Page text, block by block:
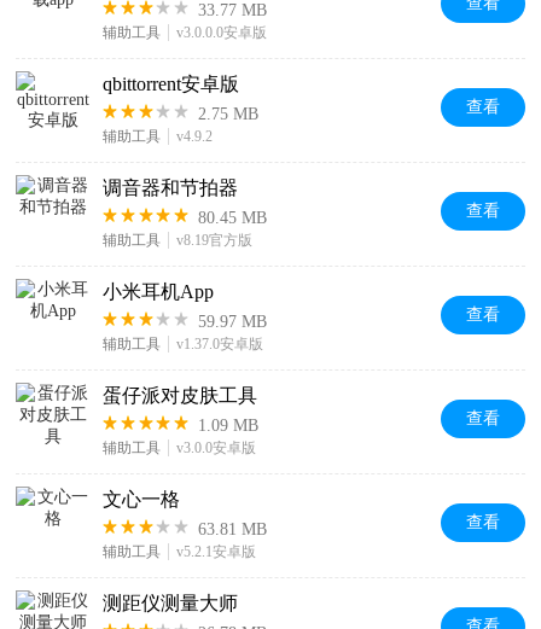
33.77 MB
辅助工具 v3.0.0.0安卓版
qbittorrent安卓版
2.75 MB
辅助工具 v4.9.2
查看
调音器和节拍器
80.45 MB
辅助工具 v8.19官方版
查看
小米耳机App
59.97 MB
辅助工具 v1.37.0安卓版
查看
蛋仔派对皮肤工具
1.09 MB
辅助工具 v3.0.0安卓版
查看
文心一格
63.81 MB
辅助工具 v5.2.1安卓版
查看
测距仪测量大师